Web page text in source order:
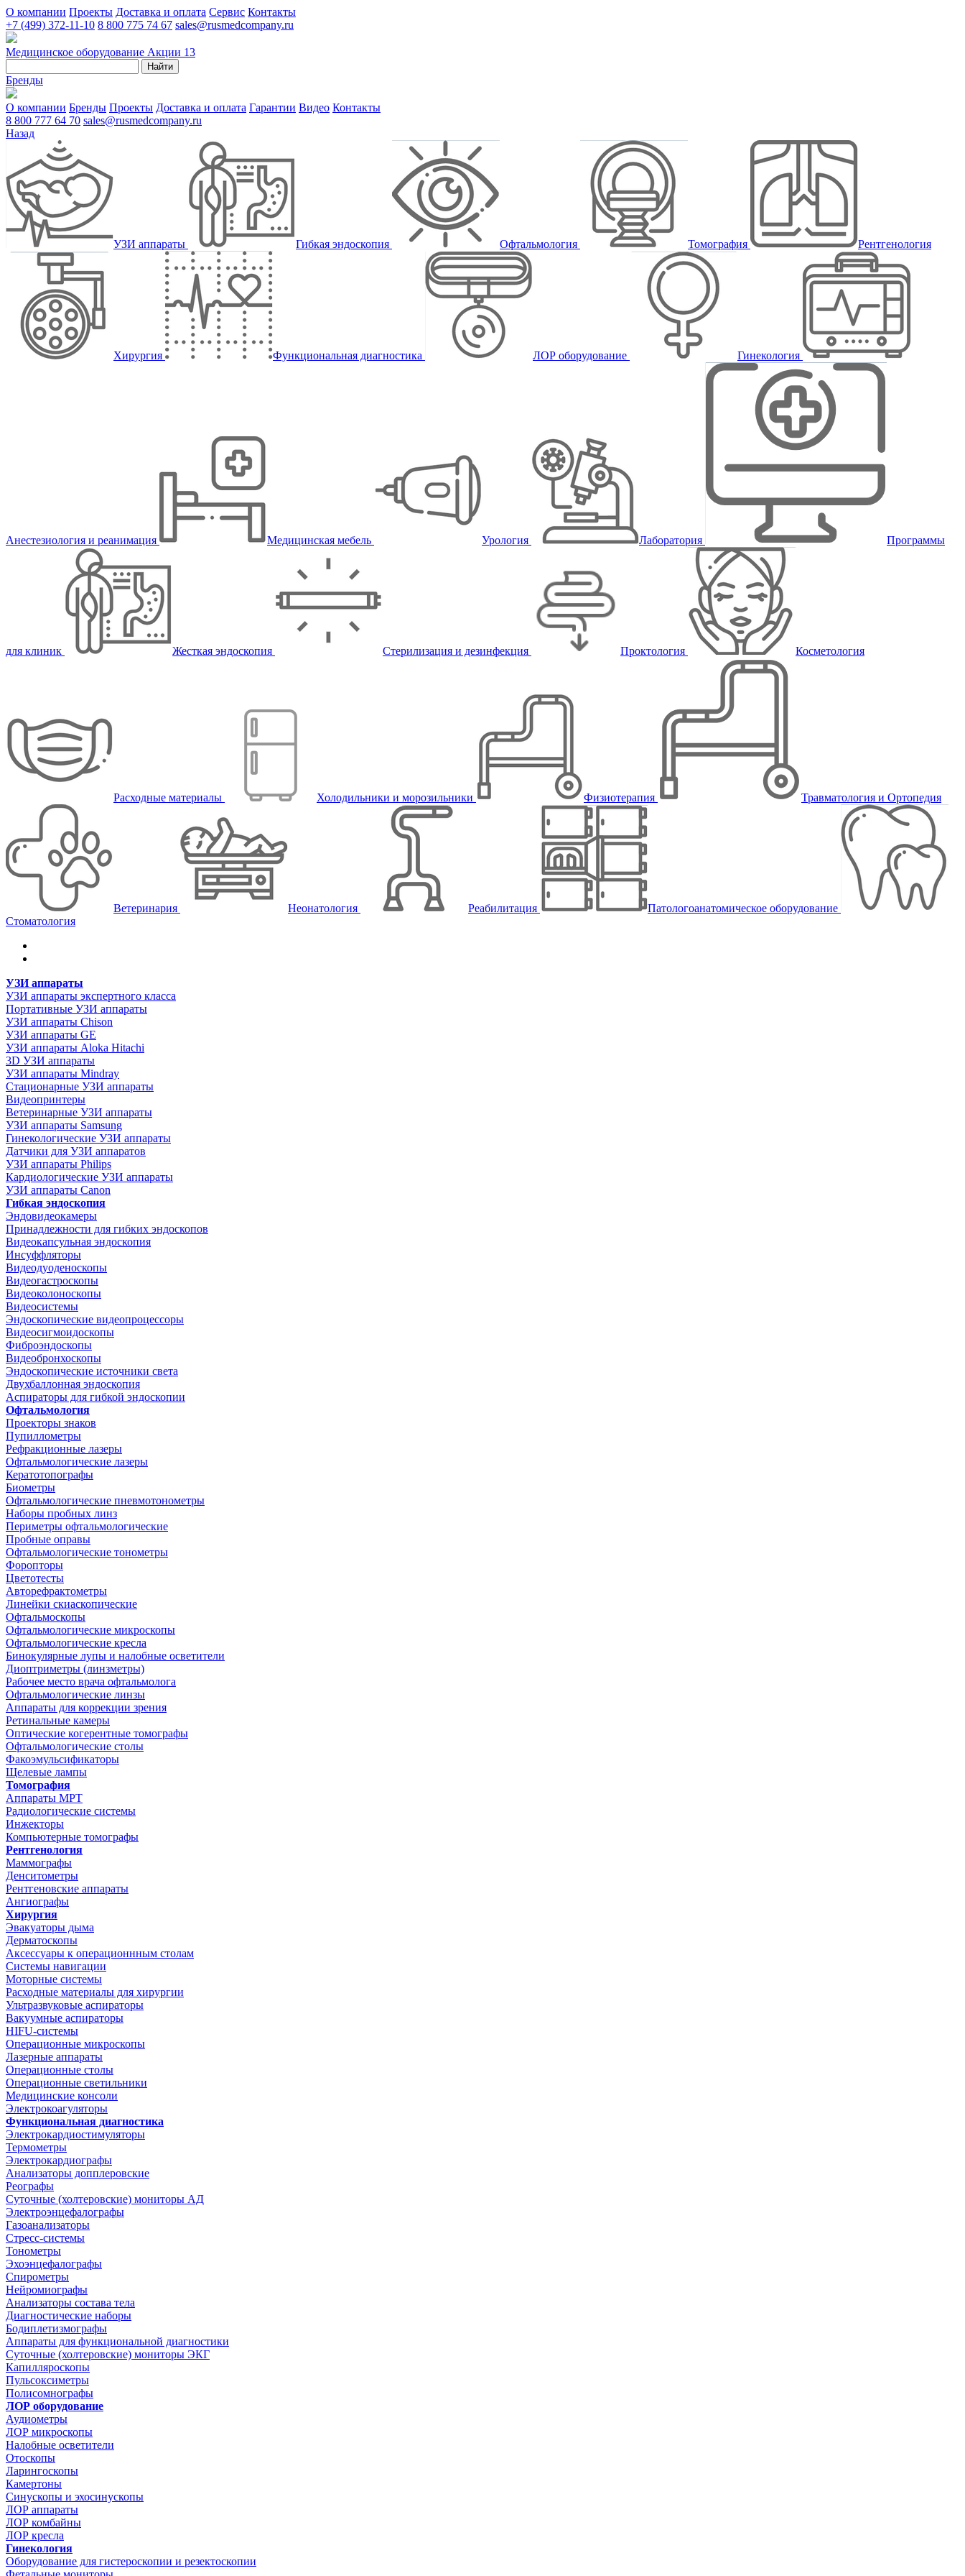
О компании Проекты Доставка и оплата Сервис Контакты
+7 (499) 372-11-10 8 800 775 74 67 sales@rusmedcompany.ru
Медицинское оборудование Акции 13
Найти
Бренды
О компании Бренды Проекты Доставка и оплата Гарантии Видео Контакты
8 800 777 64 70 sales@rusmedcompany.ru
Назад
УЗИ аппараты Гибкая эндоскопия Офтальмология Томография Рентгенология
Хирургия Функциональная диагностика ЛОР оборудование Гинекология
Анестезиология и реанимация Медицинская мебель Урология Лаборатория Программы
для клиник Жесткая эндоскопия Стерилизация и дезинфекция Проктология Косметология
Расходные материалы Холодильники и морозильники Физиотерапия Травматология и Ортопедия
Ветеринария Неонатология Реабилитация
Патологоанатомическое оборудование
Стоматология
УЗИ аппараты
УЗИ аппараты экспертного класса
Портативные УЗИ аппараты
УЗИ аппараты Chison
УЗИ аппараты GE
УЗИ аппараты Aloka Hitachi
3D УЗИ аппараты
УЗИ аппараты Mindray
Стационарные УЗИ аппараты
Видеопринтеры
Ветеринарные УЗИ аппараты
УЗИ аппараты Samsung
Гинекологические УЗИ аппараты
Датчики для УЗИ аппаратов
УЗИ аппараты Philips
Кардиологические УЗИ аппараты
УЗИ аппараты Canon
Гибкая эндоскопия
Эндовидеокамеры
Принадлежности для гибких эндоскопов
Видеокапсульная эндоскопия
Инсуффляторы
Видеодуоденоскопы
Видеогастроскопы
Видеоколоноскопы
Видеосистемы
Эндоскопические видеопроцессоры
Видеосигмоидоскопы
Фиброэндоскопы
Видеобронхоскопы
Эндоскопические источники света
Двухбаллонная эндоскопия
Аспираторы для гибкой эндоскопии
Офтальмология
Проекторы знаков
Пупиллометры
Рефракционные лазеры
Офтальмологические лазеры
Кератотопографы
Биометры
Офтальмологические пневмотонометры
Наборы пробных линз
Периметры офтальмологические
Пробные оправы
Офтальмологические тонометры
Форопторы
Цветотесты
Авторефрактометры
Линейки скиаскопические
Офтальмоскопы
Офтальмологические микроскопы
Офтальмологические кресла
Бинокулярные лупы и налобные осветители
Диоптриметры (линзметры)
Рабочее место врача офтальмолога
Офтальмологические линзы
Аппараты для коррекции зрения
Ретинальные камеры
Оптические когерентные томографы
Офтальмологические столы
Факоэмульсификаторы
Щелевые лампы
Томография
Аппараты МРТ
Радиологические системы
Инжекторы
Компьютерные томографы
Рентгенология
Маммографы
Денситометры
Рентгеновские аппараты
Ангиографы
Хирургия
Эвакуаторы дыма
Дерматоскопы
Аксессуары к операционнным столам
Системы навигации
Моторные системы
Расходные материалы для хирургии
Ультразвуковые аспираторы
Вакуумные аспираторы
HIFU-системы
Операционные микроскопы
Лазерные аппараты
Операционные столы
Операционные светильники
Медицинские консоли
Электрокоагуляторы
Функциональная диагностика
Электрокардиостимуляторы
Термометры
Электрокардиографы
Анализаторы допплеровские
Реографы
Суточные (холтеровские) мониторы АД
Электроэнцефалографы
Газоанализаторы
Стресс-системы
Тонометры
Эхоэнцефалографы
Спирометры
Нейромиографы
Анализаторы состава тела
Диагностические наборы
Бодиплетизмографы
Аппараты для функциональной диагностики
Суточные (холтеровские) мониторы ЭКГ
Капилляроскопы
Пульсоксиметры
Полисомнографы
ЛОР оборудование
Аудиометры
ЛОР микроскопы
Налобные осветители
Отоскопы
Ларингоскопы
Камертоны
Синускопы и эхосинускопы
ЛОР аппараты
ЛОР комбайны
ЛОР кресла
Гинекология
Оборудование для гистероскопии и резектоскопии